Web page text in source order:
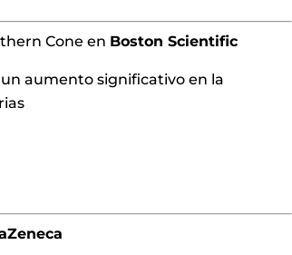
Cone en Boston Scientific
aumento significativo en la